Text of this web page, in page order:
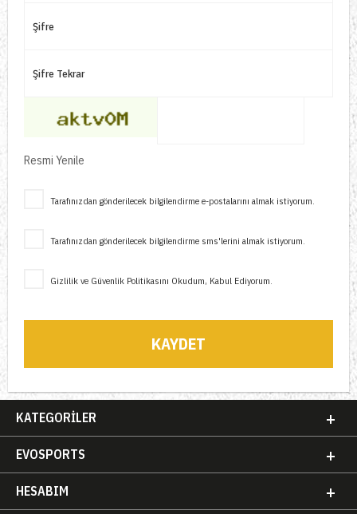
Şifre
Şifre Tekrar
Resmi Yenile
Tarafınızdan gönderilecek bilgilendirme e-postalarını almak istiyorum.
Tarafınızdan gönderilecek bilgilendirme sms'lerini almak istiyorum.
Gizlilik ve Güvenlik Politikasını Okudum, Kabul Ediyorum.
KAYDET
KATEGORILER
EVOSPORTS
HESABIM